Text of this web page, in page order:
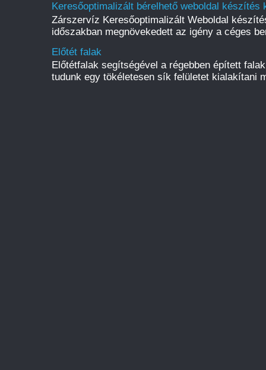
Keresőoptimalizált bérelhető weboldal
Zárszervíz Keresőoptimalizált Weboldal
időszakban megnövekedett az igény a céges
Előtét falak
Előtétfalak segítségével a régebben épített
tudunk egy tökéletesen sík felületet kialakítani